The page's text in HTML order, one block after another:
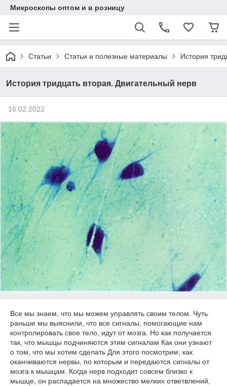
Микроскопы оптом и в розницу
Статьи Статьи и полезные материалы История
История тридцать вторая. Двигательный нерв
16.02.2022
Все мы знаем, что мы можем управлять своим телом. Чуть
раньше мы выяснили, что все сигналы, помогающие нам
контролировать свое тело, идут от мозга. Но как получается
так, что мышцы подчиняются этим сигналам Как они узнают
о том, что мы хотим сделать Для этого посмотрим, как
оканчиваются нервы, по которым и передаются сигналы от
мозга к мышцам. Когда нерв подходит совсем близко к
мышце, он распадается на множество мелких ответвлений,